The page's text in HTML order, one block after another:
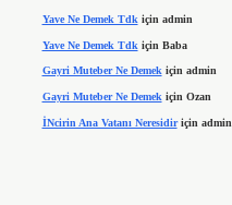
Yave Ne Demek Tdk için admin
Yave Ne Demek Tdk için Baba
Gayri Muteber Ne Demekiçin admin
Gayri Muteber Ne Demek için Ozan
İNcirin Ana Vatanı Neresidiriçin admin